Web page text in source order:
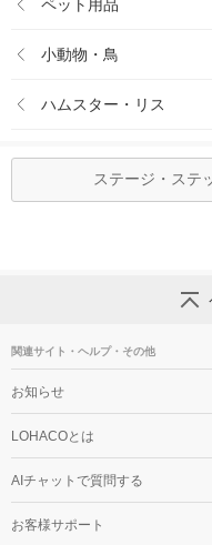
ペット用品
小動物・鳥
ハムスター・リス
ステージ・ステ
関連サイト・ヘルプ・その他
お知らせ
LOHACOとは
AIチャットで質問する
お客様サポート